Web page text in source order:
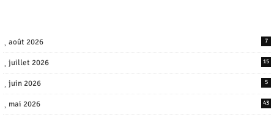
août 2026 7
juillet 2026 15
juin 2026 5
mai 2026 43